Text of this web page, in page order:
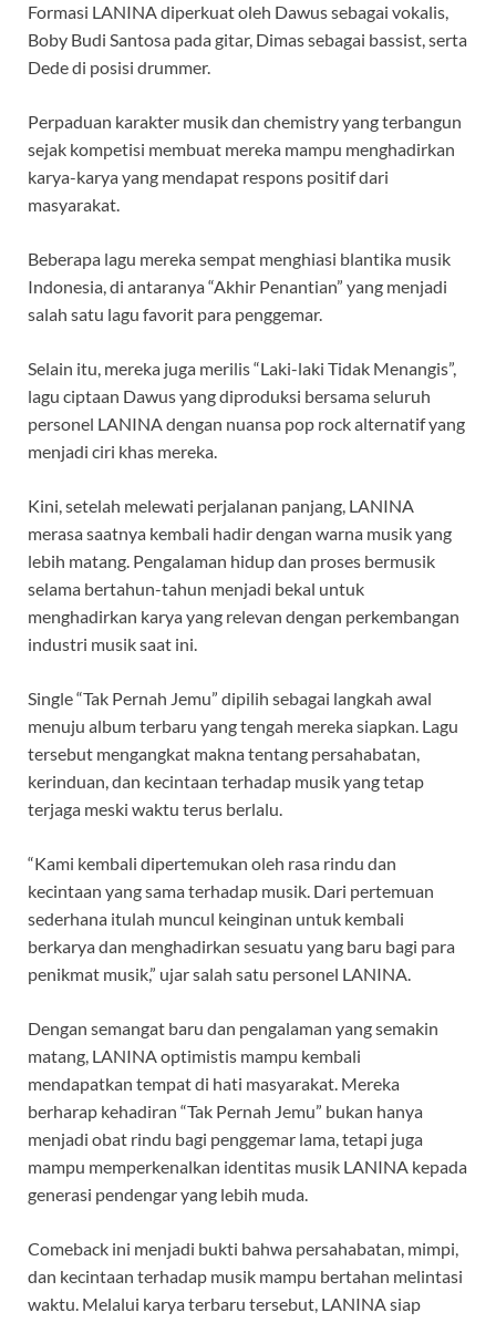
Formasi LANINA diperkuat oleh Dawus sebagai vokalis,
Boby Budi Santosa pada gitar, Dimas sebagai bassist, serta
Dede di posisi drummer.
Perpaduan karakter musik dan chemistry yang terbangun
sejak kompetisi membuat mereka mampu menghadirkan
karya-karya yang mendapat respons positif dari
masyarakat.
Beberapa lagu mereka sempat menghiasi blantika musik
Indonesia, di antaranya “Akhir Penantian” yang menjadi
salah satu lagu favorit para penggemar.
Selain itu, mereka juga merilis “Laki-laki Tidak Menangis”,
lagu ciptaan Dawus yang diproduksi bersama seluruh
personel LANINA dengan nuansa pop rock alternatif yang
menjadi ciri khas mereka.
Kini, setelah melewati perjalanan panjang, LANINA
merasa saatnya kembali hadir dengan warna musik yang
lebih matang. Pengalaman hidup dan proses bermusik
selama bertahun-tahun menjadi bekal untuk
menghadirkan karya yang relevan dengan perkembangan
industri musik saat ini.
Single “Tak Pernah Jemu” dipilih sebagai langkah awal
menuju album terbaru yang tengah mereka siapkan. Lagu
tersebut mengangkat makna tentang persahabatan,
kerinduan, dan kecintaan terhadap musik yang tetap
terjaga meski waktu terus berlalu.
“Kami kembali dipertemukan oleh rasa rindu dan
kecintaan yang sama terhadap musik. Dari pertemuan
sederhana itulah muncul keinginan untuk kembali
berkarya dan menghadirkan sesuatu yang baru bagi para
penikmat musik,” ujar salah satu personel LANINA.
Dengan semangat baru dan pengalaman yang semakin
matang, LANINA optimistis mampu kembali
mendapatkan tempat di hati masyarakat. Mereka
berharap kehadiran “Tak Pernah Jemu” bukan hanya
menjadi obat rindu bagi penggemar lama, tetapi juga
mampu memperkenalkan identitas musik LANINA kepada
generasi pendengar yang lebih muda.
Comeback ini menjadi bukti bahwa persahabatan, mimpi,
dan kecintaan terhadap musik mampu bertahan melintasi
waktu. Melalui karya terbaru tersebut, LANINA siap